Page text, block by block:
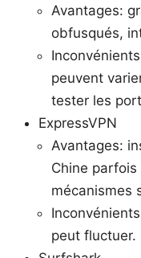
Avantages:
obfusqués,
peuvent
tester les
ExpressVPN
Avantages:
Chine
mécanismes
peut fluctuer.